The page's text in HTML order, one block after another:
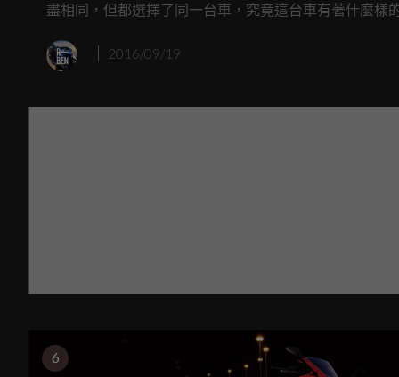
盡相同，但都選擇了同一台車，究竟這台車有著什麼樣
2016/09/19
6